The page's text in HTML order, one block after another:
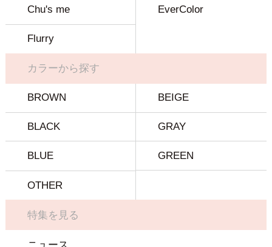
Chu's me EverColor
Flurry
カラーから探す
BROWN BEIGE
BLACK GRAY
BLUE GREEN
OTHER
特集を見る